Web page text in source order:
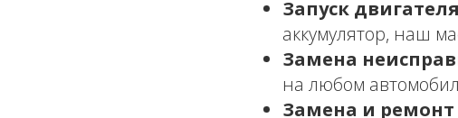
Запуск
аккумулятор, наш
Замена
на любом
Замена и ремонт